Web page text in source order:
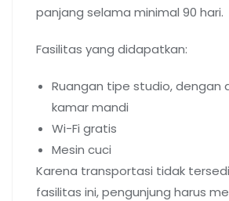
panjang selama minimal 90 hari.
Fasilitas yang didapatkan:
Ruangan tipe studio, dengan
kamar mandi
Wi-Fi gratis
Mesin cuci
Karena transportasi tidak
fasilitas ini, pengunjung harus